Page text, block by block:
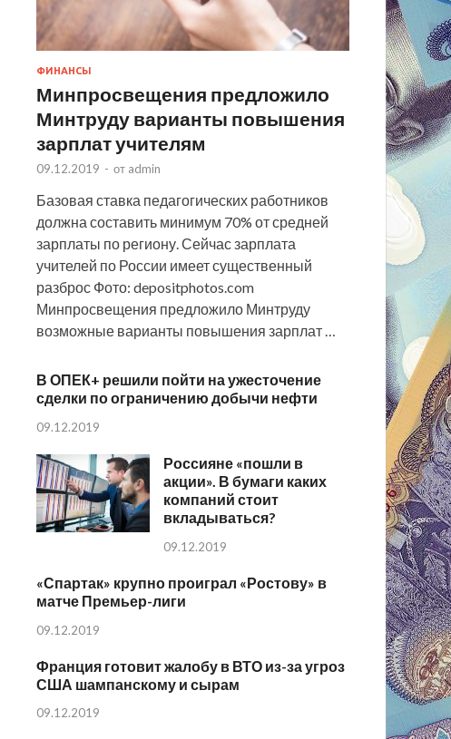
ФИНАНСЫ
Минпросвещения предложило
Минтруду варианты повышения
зарплат учителям
09.12.2019 - от admin
Базовая ставка педагогических работников
должна составить минимум 70% от средней
зарплаты по региону. Сейчас зарплата
учителей по России имеет существенный
разброс Фото: depositphotos.com
Минпросвещения предложило Минтруду
возможные варианты повышения зарплат …
В ОПЕК+ решили пойти на ужесточение
сделки по ограничению добычи нефти
09.12.2019
Россияне «пошли в
акции». В бумаги каких
компаний стоит
вкладываться?
09.12.2019
«Спартак» крупно проиграл «Ростову» в
матче Премьер-лиги
09.12.2019
Франция готовит жалобу в ВТО из-за угроз
США шампанскому и сырам
09.12.2019